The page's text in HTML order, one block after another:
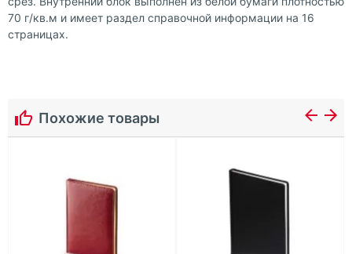
70 г/кв.м и имеет раздел справочной информации на 16
страницах.
Похожие товары